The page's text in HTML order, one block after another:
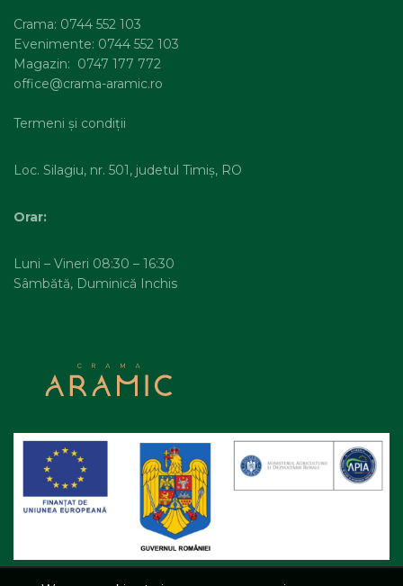
Crama: 0744 552 103
Evenimente: 0744 552 103
Magazin: 0747 177 772
office@crama-aramic.ro
Termeni și condiții
Loc. Silagiu, nr. 501, judetul Timiș, RO
Orar:
Luni – Vineri 08:30 – 16:30
Sâmbătă, Duminică Inchis